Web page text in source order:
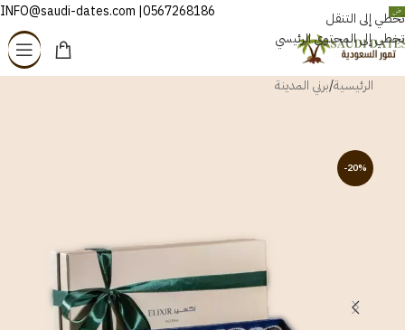
تخطي إلى التنقل
تخطي إلى المحتوى الرئيسي
العربية 0567268186| INFO@saudi-dates.com
الرئيسية/برني المدينة
-20%